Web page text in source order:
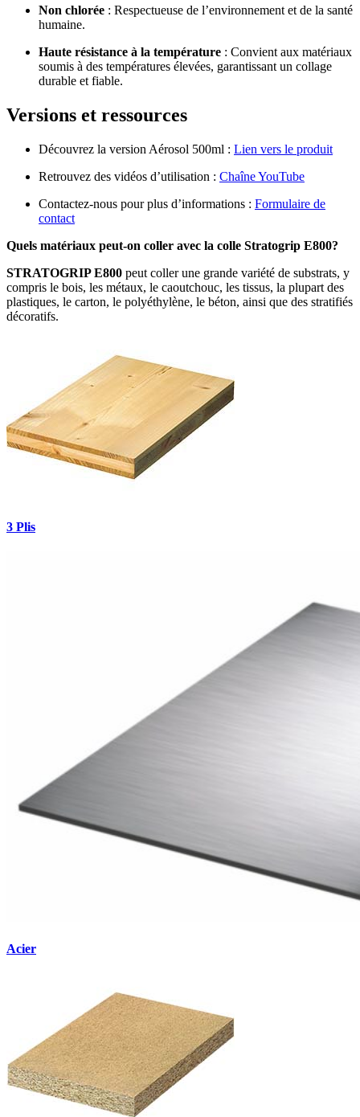
Non chlorée : Respectueuse de l’environnement et de la santé
humaine.
Haute résistance à la température : Convient aux matériaux
soumis à des températures élevées, garantissant un collage
durable et fiable.
Versions et ressources
Découvrez la version Aérosol 500ml : Lien vers le produit
Retrouvez des vidéos d’utilisation : Chaîne YouTube
Contactez-nous pour plus d’informations : Formulaire de
contact
Quels matériaux peut-on coller avec la colle Stratogrip E800?
STRATOGRIP E800 peut coller une grande variété de substrats, y
compris le bois, les métaux, le caoutchouc, les tissus, la plupart des
plastiques, le carton, le polyéthylène, le béton, ainsi que des stratifiés
décoratifs.
3 Plis
Acier